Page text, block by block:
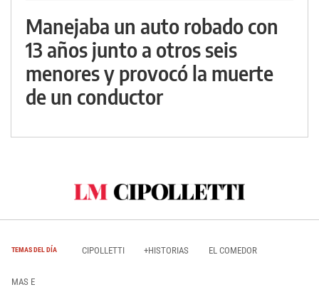
Manejaba un auto robado con
13 años junto a otros seis
menores y provocó la muerte
de un conductor
TEMAS DEL DÍA CIPOLLETTI +HISTORIAS EL COMEDOR
MAS E